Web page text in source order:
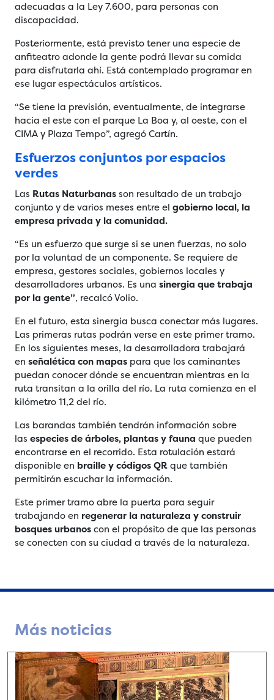
adecuadas a la Ley 7.600, para personas con
discapacidad.
Posteriormente, está previsto tener una especie de
anfiteatro adonde la gente podrá llevar su comida
para disfrutarla ahí. Está contemplado programar en
ese lugar espectáculos artísticos.
“Se tiene la previsión, eventualmente, de integrarse
hacia el este con el parque La Boa y, al oeste, con el
CIMA y Plaza Tempo”, agregó Cartín.
Esfuerzos conjuntos por espacios
verdes
Las Rutas Naturbanas son resultado de un trabajo
conjunto y de varios meses entre el gobierno local, la
empresa privada y la comunidad.
“Es un esfuerzo que surge si se unen fuerzas, no solo
por la voluntad de un componente. Se requiere de
empresa, gestores sociales, gobiernos locales y
desarrolladores urbanos. Es una sinergia que trabaja
por la gente”, recalcó Volio.
En el futuro, esta sinergia busca conectar más lugares.
Las primeras rutas podrán verse en este primer tramo.
En los siguientes meses, la desarrolladora trabajará
en señalética con mapas para que los caminantes
puedan conocer dónde se encuentran mientras en la
ruta transitan a la orilla del río. La ruta comienza en el
kilómetro 11,2 del río.
Las barandas también tendrán información sobre
las especies de árboles, plantas y fauna que pueden
encontrarse en el recorrido. Esta rotulación estará
disponible en braille y códigos QR que también
permitirán escuchar la información.
Este primer tramo abre la puerta para seguir
trabajando en regenerar la naturaleza y construir
bosques urbanos con el propósito de que las personas
se conecten con su ciudad a través de la naturaleza.
Más noticias